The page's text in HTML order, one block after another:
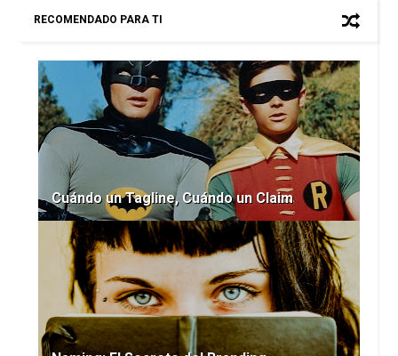
RECOMENDADO PARA TI
Cuándo un Tagline, Cuándo un Claim